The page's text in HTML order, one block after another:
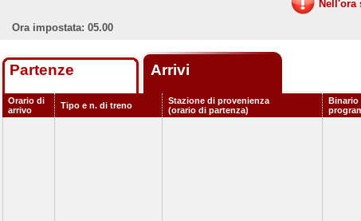
Nell'ora
Ora impostata: 05.00
Partenze Arrivi
Orario di
arrivo
Tipo e n. di treno
Stazione di provenienza
(orario di partenza)
Binario